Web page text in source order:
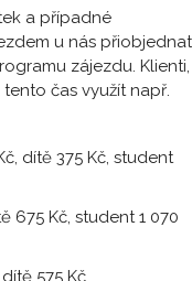
a případné
u nás
zájezdu. Klienti,
čas využít např.
dítě 375 Kč, student
675 Kč, student 1 070
575 Kč